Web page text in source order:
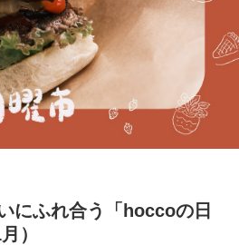
にふれ合う「hoccoの日
）